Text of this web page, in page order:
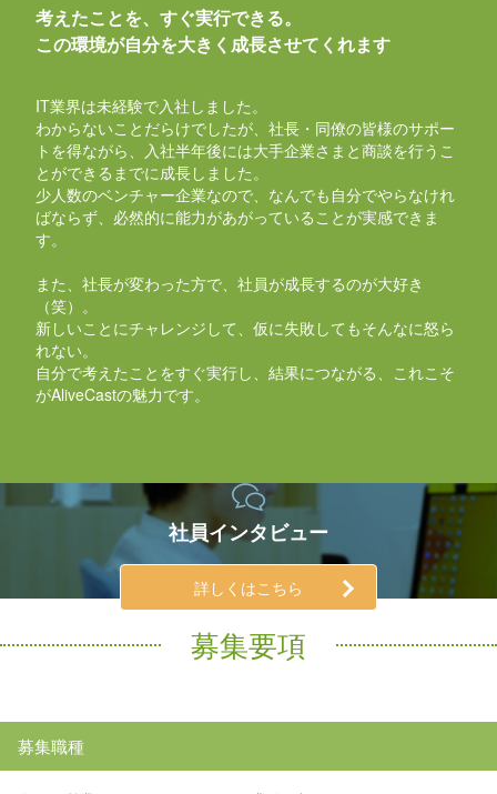
考えたことを、すぐ実行できる。
この環境が自分を大きく成長させてくれます
IT業界は未経験で入社しました。
わからないことだらけでしたが、社長・同僚の皆様のサポー
トを得ながら、入社半年後には大手企業さまと商談を行うこ
とができるまでに成長しました。
少人数のベンチャー企業なので、なんでも自分でやらなけれ
ばならず、必然的に能力があがっていることが実感できま
す。
また、社長が変わった方で、社員が成長するのが大好き
（笑）。
新しいことにチャレンジして、仮に失敗してもそんなに怒ら
れない。
自分で考えたことをすぐ実行し、結果につながる、これこそ
がAliveCastの魅力です。
社員インタビュー
詳しくはこちら
募集要項
募集職種